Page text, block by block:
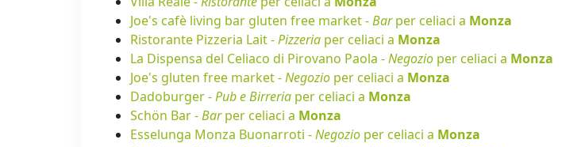
Joe's cafè living bar gluten free market -Barper celiaci a Monza
Ristorante Pizzeria Lait -Pizzeria per celiaci a Monza
La Dispensa del Celiaco di Pirovano Paola -Negozio per celiaci a Monza
Joe's gluten free market -Negozio per celiaci a Monza
Dadoburger -Pub e Birreria per celiaci a Monza
Schön Bar -Barper celiaci a Monza
Esselunga Monza Buonarroti -Negozio per celiaci a Monza